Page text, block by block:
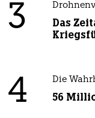
3
Das
4 Die
56